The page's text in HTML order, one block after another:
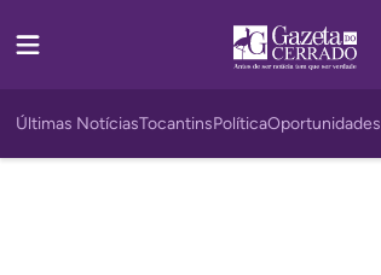
Últimas NotíciasTocantinsPolíticaOportunidades